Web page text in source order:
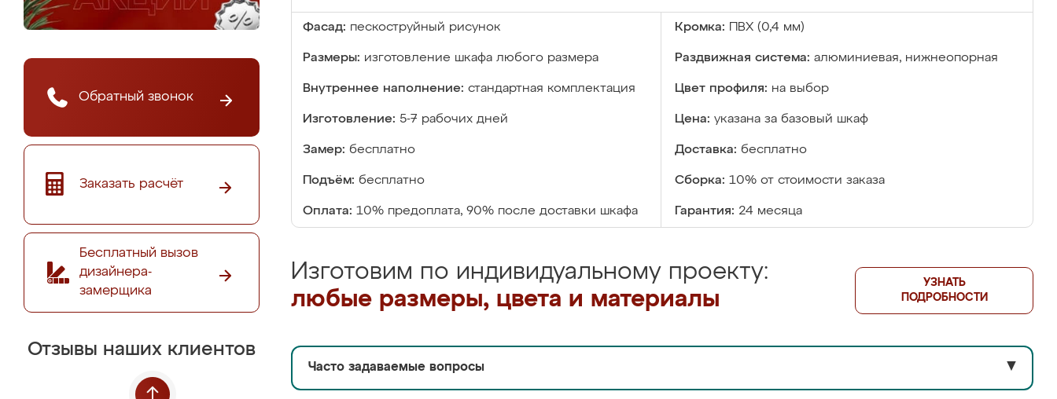
Обратный звонок
Заказать расчёт
Бесплатный вызов
дизайнера-
замерщика
Отзывы наших клиентов
Фасад: пескоструйный рисунок Кромка: ПВХ (0,4 мм)
Размеры: изготовление шкафа любого размера Раздвижная система: алюминиевая, нижнеопорная
Внутреннее наполнение: стандартная комплектация Цвет профиля: на выбор
Изготовление: 5-7 рабочих дней Цена: указана за базовый шкаф
Замер: бесплатно Доставка: бесплатно
Подъём: бесплатно Сборка: 10% от стоимости заказа
Оплата: 10% предоплата, 90% после доставки шкафа Гарантия: 24 месяца
Изготовим по индивидуальному проекту:
любые размеры, цвета и материалы
УЗНАТЬ
ПОДРОБНОСТИ
Часто задаваемые вопросы ▼